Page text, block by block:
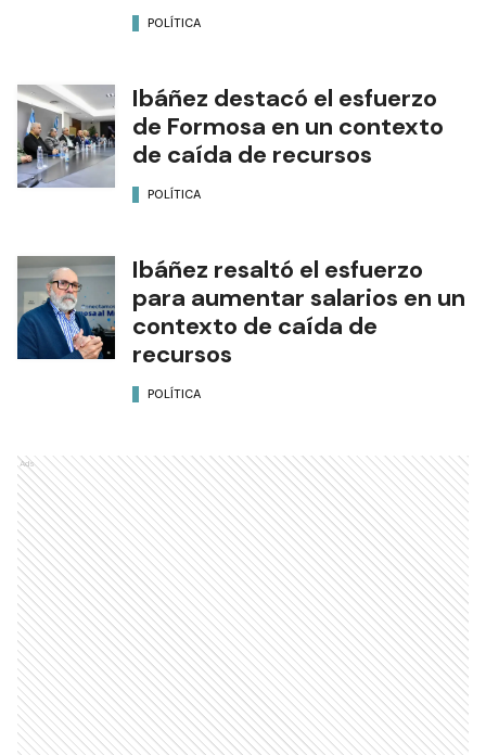
POLÍTICA
Ibáñez destacó el esfuerzo
de Formosa en un contexto
de caída de recursos
POLÍTICA
Ibáñez resaltó el esfuerzo
para aumentar salarios en un
contexto de caída de
recursos
POLÍTICA
Ads